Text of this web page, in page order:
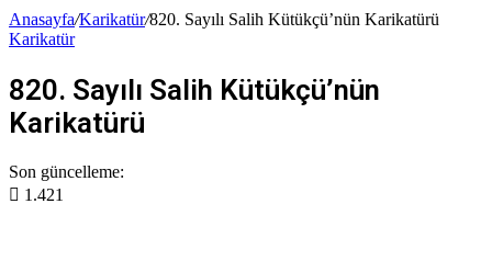
Anasayfa/Karikatür/820. Sayılı Salih Kütükçü’nün Karikatürü
Karikatür
820. Sayılı Salih Kütükçü’nün
Karikatürü
Son güncelleme:
1.421